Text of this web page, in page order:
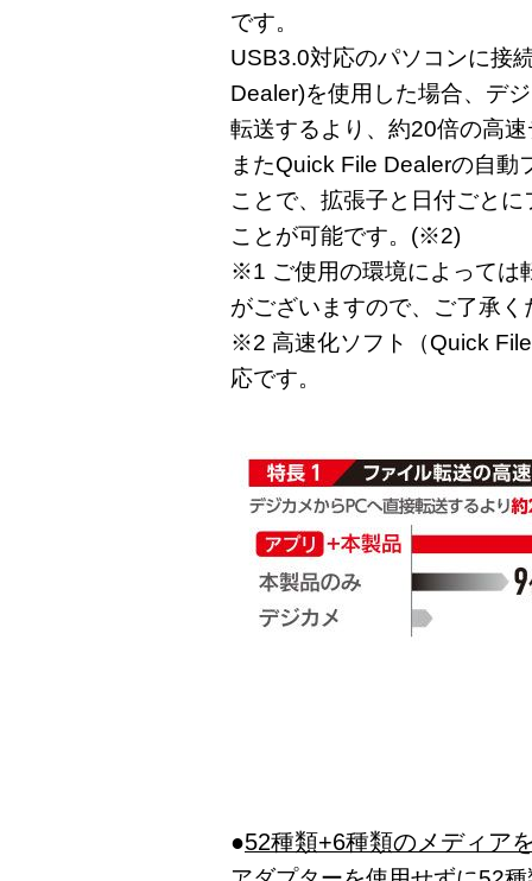
です。
USB3.0対応のパソコンに接
Dealer)を使用した場合、デ
転送するより、約20倍の高
またQuick File Dealerの自動
ことで、拡張子と日付ごと
ことが可能です。(※2)
※1 ご使用の環境によっては
がございますので、ご了承く
※2 高速化ソフト（Quick
応です。
●52種類+6種類のメディア